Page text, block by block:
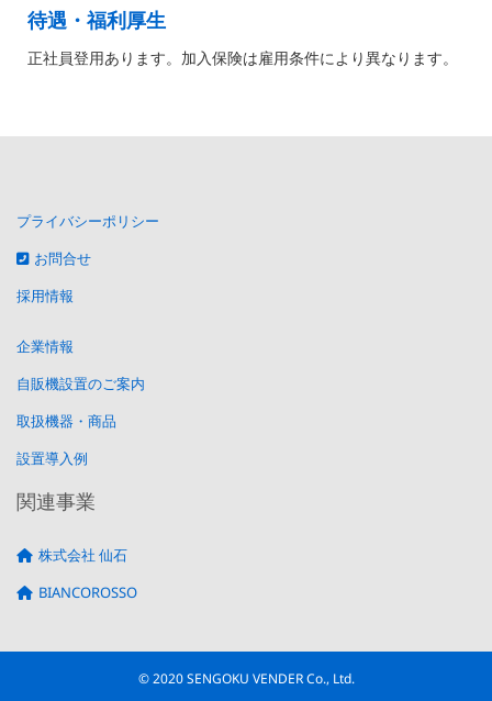
待遇・福利厚生
正社員登用あります。加入保険は雇用条件により異なります。
プライバシーポリシー
お問合せ
採用情報
企業情報
自販機設置のご案内
取扱機器・商品
設置導入例
関連事業
株式会社 仙石
BIANCOROSSO
© 2020 SENGOKU VENDER Co., Ltd.